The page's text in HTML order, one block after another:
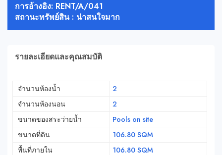
การอ้างอิง: RENT/A/041
สถานะทรัพย์สิน : น่าสนใจมาก
รายละเอียดและคุณสมบัติ
จำนวนห้องน้ำ
2
จำนวนห้องนอน
2
ขนาดของสระว่ายน้ำ
Pools on site
ขนาดที่ดิน
106.80 SQM
พื้นที่ภายใน
106.80 SQM